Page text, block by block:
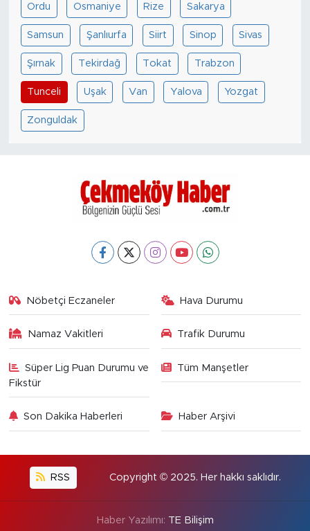
Ordu Osmaniye Rize Sakarya
Samsun Şanlıurfa Siirt Sinop Sivas
Şırnak Tekirdağ Tokat Trabzon
Tunceli Uşak Van Yalova Yozgat
Zonguldak
Nöbetçi Eczaneler Hava Durumu
Namaz Vakitleri Trafik Durumu
Süper Lig Puan Durumu ve
Fikstür
Tüm Manşetler
Son Dakika Haberleri Haber Arşivi
RSS Copyright © 2025. Her hakkı saklıdır.
Haber Yazılımı: TE Bilişim